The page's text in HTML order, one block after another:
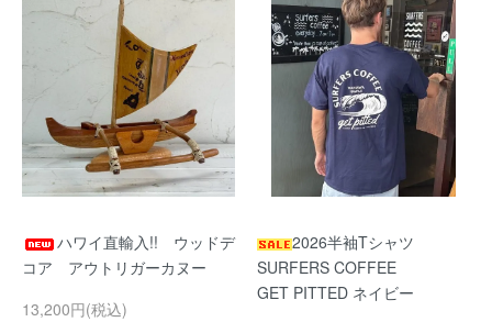
ハワイ直輸入!! ウッドデ
コア アウトリガーカヌー
13,200円(税込)
2026半袖Tシャツ
SURFERS COFFEE
GET PITTED ネイビー